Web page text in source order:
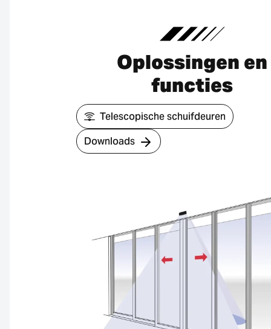
Oplossingen en
functies
Telescopische schuifdeuren
Downloads